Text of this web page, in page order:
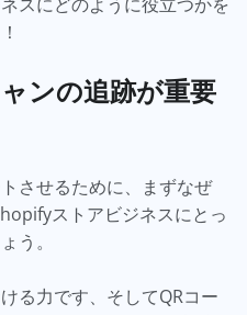
ンの追跡が重要
させるために、まずなぜ
ストアビジネスにとっ
う。
る力です、そしてQRコー